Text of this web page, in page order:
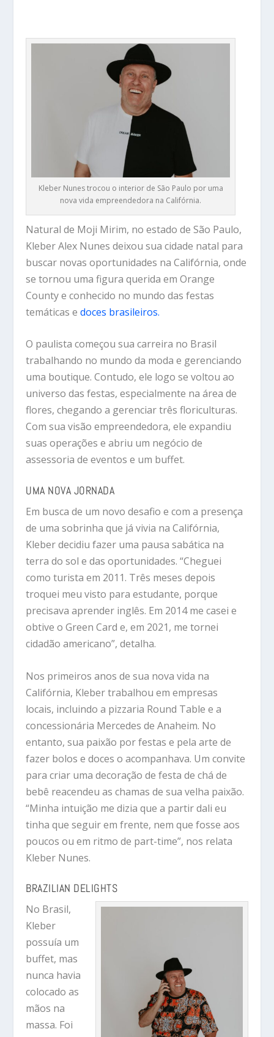
Kleber Nunes trocou o interior de São Paulo por uma
nova vida empreendedora na Califórnia.
Natural de Moji Mirim, no estado de São Paulo,
Kleber Alex Nunes deixou sua cidade natal para
buscar novas oportunidades na Califórnia, onde
se tornou uma figura querida em Orange
County e conhecido no mundo das festas
temáticas edoces brasileiros.
O paulista começou sua carreira no Brasil
trabalhando no mundo da moda e gerenciando
uma boutique. Contudo, ele logo se voltou ao
universo das festas, especialmente na área de
flores, chegando a gerenciar três floriculturas.
Com sua visão empreendedora, ele expandiu
suas operações e abriu um negócio de
assessoria de eventos e um buffet.
UMA NOVA JORNADA
Em busca de um novo desafio e com a presença
de uma sobrinha que já vivia na Califórnia,
Kleber decidiu fazer uma pausa sabática na
terra do sol e das oportunidades. “Cheguei
como turista em 2011. Três meses depois
troquei meu visto para estudante, porque
precisava aprender inglês. Em 2014 me casei e
obtive o Green Card e, em 2021, me tornei
cidadão americano”, detalha.
Nos primeiros anos de sua nova vida na
Califórnia, Kleber trabalhou em empresas
locais, incluindo a pizzaria Round Table e a
concessionária Mercedes de Anaheim. No
entanto, sua paixão por festas e pela arte de
fazer bolos e doces o acompanhava. Um convite
para criar uma decoração de festa de chá de
bebê reacendeu as chamas de sua velha paixão.
“Minha intuição me dizia que a partir dali eu
tinha que seguir em frente, nem que fosse aos
poucos ou em ritmo de part-time”, nos relata
Kleber Nunes.
BRAZILIAN DELIGHTS
No Brasil,
Kleber
possuía um
buffet, mas
nunca havia
colocado as
mãos na
massa. Foi